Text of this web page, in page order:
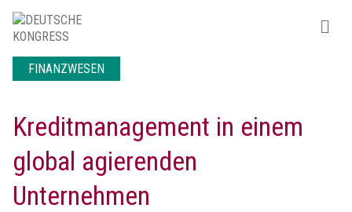
FINANZWESEN
Kreditmanagement in einem
global agierenden
Unternehmen